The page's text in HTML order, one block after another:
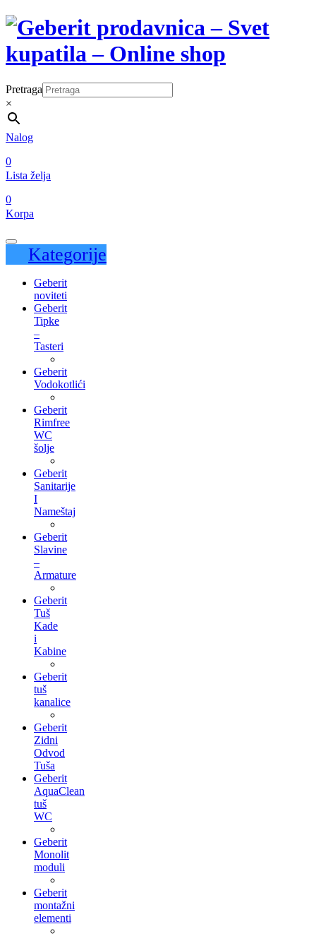
Pretraga
×
Nalog
0
Lista želja
0
Korpa
Kategorije
Geberit
noviteti
Geberit
Tipke
–
Tasteri
Geberit
Vodokotlići
Geberit
Rimfree
WC
šolje
Geberit
Sanitarije
I
Nameštaj
Geberit
Slavine
–
Armature
Geberit
Tuš
Kade
i
Kabine
Geberit
tuš
kanalice
Geberit
Zidni
Odvod
Tuša
Geberit
AquaClean
tuš
WC
Geberit
Monolit
moduli
Geberit
montažni
elementi